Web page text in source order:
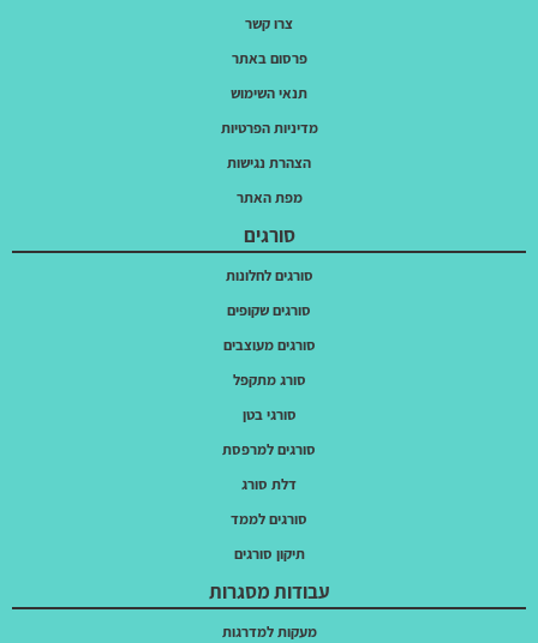
צרו קשר
פרסום באתר
תנאי השימוש
מדיניות הפרטיות
הצהרת נגישות
מפת האתר
סורגים
סורגים לחלונות
סורגים שקופים
סורגים מעוצבים
סורג מתקפל
סורגי בטן
סורגים למרפסת
דלת סורג
סורגים לממד
תיקון סורגים
עבודות מסגרות
מעקות למדרגות